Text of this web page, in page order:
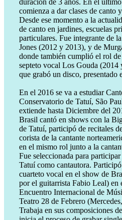
comienza a dar clases de canto
Desde ese momento a la
de canto en jardines, escuelas
particulares. Fue integrante de
Jones (2012 y 2013), y de
donde también cumplió el rol
septeto vocal Los Gouda (2014
que grabó un disco, presentado
En el 2016 se va a estudiar
Conservatorio de Tatuí, São
extiende hasta Diciembre del
Brasil cantó en shows con la
de Tatuí, participó de recitales
corista de la cantante
en el mismo rol junto a la
Fue seleccionada para
Tatuí como cantautora.
cuarteto vocal en el show de
por el guitarrista Fabio Leal) en
Encuentro Internacional de
Teatro 28 de Febrero
Trabaja en sus composiciones